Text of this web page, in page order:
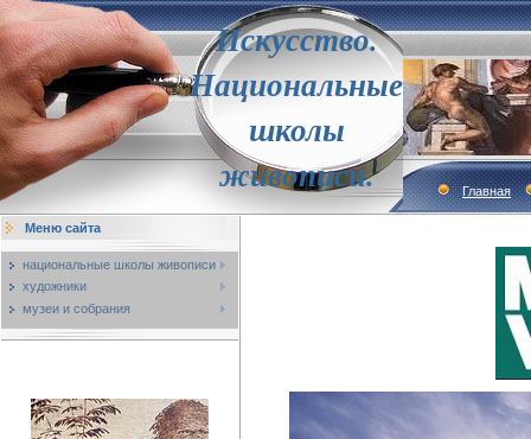
Искусство.
Национальные
школы
живописи.
Главная
Меню сайта
национальные школы живописи
художники
музеи и собрания